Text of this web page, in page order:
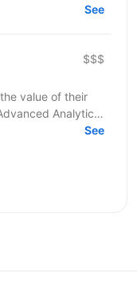
See
$$$
value of their
Analytics
We build...
See